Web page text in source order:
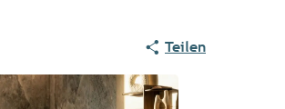
Teilen